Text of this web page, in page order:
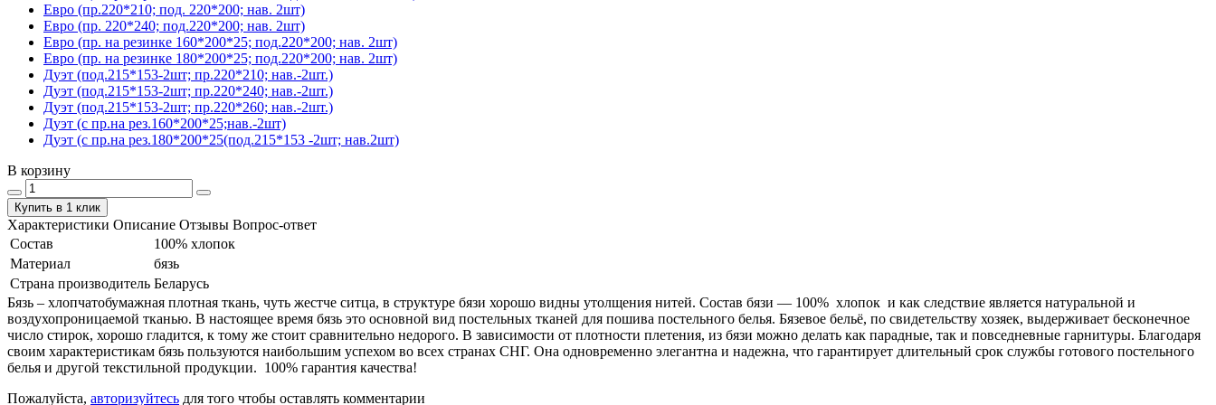
Евро (пр.220*210; под. 220*200; нав. 2шт)
Евро (пр. 220*240; под.220*200; нав. 2шт)
Евро (пр. на резинке 160*200*25; под.220*200; нав. 2шт)
Евро (пр. на резинке 180*200*25; под.220*200; нав. 2шт)
Дуэт (под.215*153-2шт; пр.220*210; нав.-2шт.)
Дуэт (под.215*153-2шт; пр.220*240; нав.-2шт.)
Дуэт (под.215*153-2шт; пр.220*260; нав.-2шт.)
Дуэт (с пр.на рез.160*200*25;нав.-2шт)
Дуэт (с пр.на рез.180*200*25(под.215*153 -2шт; нав.2шт)
В корзину
Купить в 1 клик
Характеристики Описание Отзывы Вопрос-ответ
Состав
100% хлопок
Материал
бязь
Страна производитель Беларусь
Бязь – хлопчатобумажная плотная ткань, чуть жестче ситца, в структуре бязи хорошо видны утолщения нитей. Состав бязи ― 100% хлопок и как следствие является натуральной и
воздухопроницаемой тканью. В настоящее время бязь это основной вид постельных тканей для пошива постельного белья. Бязевое бельё, по свидетельству хозяек, выдерживает бесконечное
число стирок, хорошо гладится, к тому же стоит сравнительно недорого. В зависимости от плотности плетения, из бязи можно делать как парадные, так и повседневные гарнитуры. Благодаря
своим характеристикам бязь пользуются наибольшим успехом во всех странах СНГ. Она одновременно элегантна и надежна, что гарантирует длительный срок службы готового постельного
белья и другой текстильной продукции. 100% гарантия качества!
Пожалуйста, авторизуйтесь для того чтобы оставлять комментарии